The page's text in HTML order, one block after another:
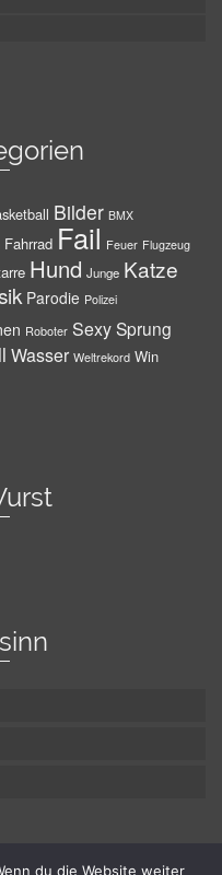
Bilder BMX
Fahrrad Fail Feuer Flugzeug
Hund Junge Katze
Parodie Polizei
Roboter SexySprung
Wasser Weltrekord Win
du die Website weiter